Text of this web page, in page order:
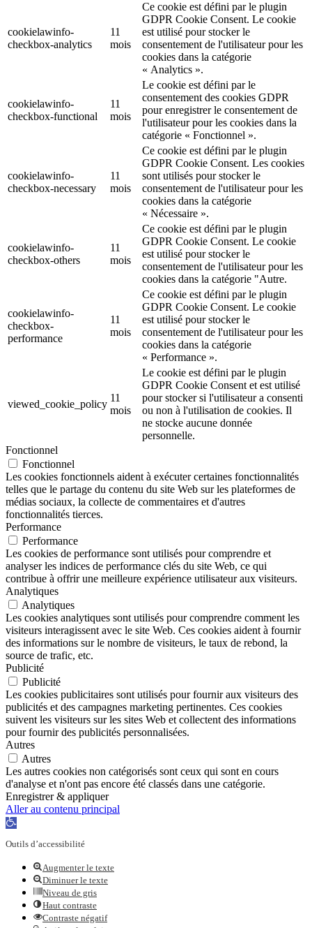
cookielawinfo-
checkbox-analytics
11
mois
Ce cookie est défini par le plugin
GDPR Cookie Consent. Le cookie
est utilisé pour stocker le
consentement de l'utilisateur pour les
cookies dans la catégorie
« Analytics ».
cookielawinfo-
checkbox-functional
11
mois
Le cookie est défini par le
consentement des cookies GDPR
pour enregistrer le consentement de
l'utilisateur pour les cookies dans la
catégorie « Fonctionnel ».
cookielawinfo-
checkbox-necessary
11
mois
Ce cookie est défini par le plugin
GDPR Cookie Consent. Les cookies
sont utilisés pour stocker le
consentement de l'utilisateur pour les
cookies dans la catégorie
« Nécessaire ».
cookielawinfo-
checkbox-others
11
mois
Ce cookie est défini par le plugin
GDPR Cookie Consent. Le cookie
est utilisé pour stocker le
consentement de l'utilisateur pour les
cookies dans la catégorie "Autre.
cookielawinfo-
checkbox-
performance
11
mois
Ce cookie est défini par le plugin
GDPR Cookie Consent. Le cookie
est utilisé pour stocker le
consentement de l'utilisateur pour les
cookies dans la catégorie
« Performance ».
viewed_cookie_policy
11
mois
Le cookie est défini par le plugin
GDPR Cookie Consent et est utilisé
pour stocker si l'utilisateur a consenti
ou non à l'utilisation de cookies. Il
ne stocke aucune donnée
personnelle.
Fonctionnel
Fonctionnel
Les cookies fonctionnels aident à exécuter certaines fonctionnalités
telles que le partage du contenu du site Web sur les plateformes de
médias sociaux, la collecte de commentaires et d'autres
fonctionnalités tierces.
Performance
Performance
Les cookies de performance sont utilisés pour comprendre et
analyser les indices de performance clés du site Web, ce qui
contribue à offrir une meilleure expérience utilisateur aux visiteurs.
Analytiques
Analytiques
Les cookies analytiques sont utilisés pour comprendre comment les
visiteurs interagissent avec le site Web. Ces cookies aident à fournir
des informations sur le nombre de visiteurs, le taux de rebond, la
source de trafic, etc.
Publicité
Publicité
Les cookies publicitaires sont utilisés pour fournir aux visiteurs des
publicités et des campagnes marketing pertinentes. Ces cookies
suivent les visiteurs sur les sites Web et collectent des informations
pour fournir des publicités personnalisées.
Autres
Autres
Les autres cookies non catégorisés sont ceux qui sont en cours
d'analyse et n'ont pas encore été classés dans une catégorie.
Enregistrer & appliquer
Aller au contenu principal
Ouvrir
barre
Outils d’accessibilité
Augmenter le texte
Diminuer le texte
Niveau de gris
Haut contraste
Contraste négatif